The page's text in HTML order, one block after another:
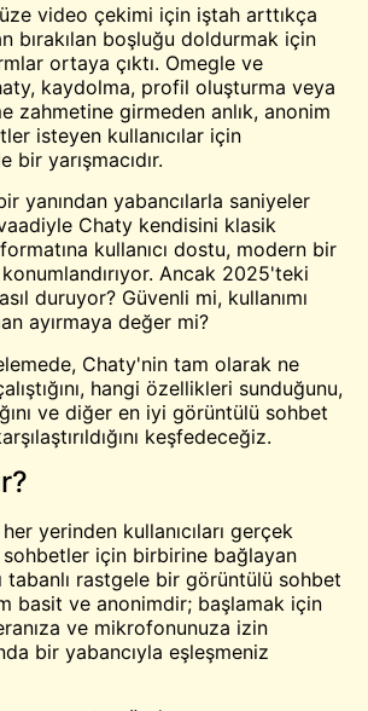
video çekimi için iştah arttıkça
bırakılan boşluğu doldurmak için
ortaya çıktı. Omegle ve
kaydolma, profil oluşturma veya
zahmetine girmeden anlık, anonim
isteyen kullanıcılar için
bir yarışmacıdır.
yanından yabancılarla saniyeler
Chaty kendisini klasik
kullanıcı dostu, modern bir
Ancak 2025'teki
duruyor? Güvenli mi, kullanımı
ayırmaya değer mi?
Chaty'nin tam olarak ne
hangi özellikleri sunduğunu,
ve diğer en iyi görüntülü sohbet
keşfedeceğiz.
yerinden kullanıcıları gerçek
sohbetler için birbirine bağlayan
tabanlı rastgele bir görüntülü sohbet
basit ve anonimdir; başlamak için
ve mikrofonunuza izin
bir yabancıyla eşleşmeniz